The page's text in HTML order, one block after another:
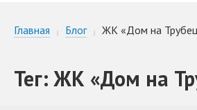
Главная Блог ЖК «Дом на
Тег: ЖК «Дом на